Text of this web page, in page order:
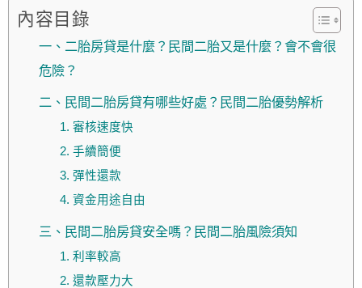
內容目錄
一、二胎房貸是什麼？民間二胎又是什麼？會不會很
危險？
二、民間二胎房貸有哪些好處？民間二胎優勢解析
1. 審核速度快
2. 手續簡便
3. 彈性還款
4. 資金用途自由
三、民間二胎房貸安全嗎？民間二胎風險須知
1. 利率較高
2. 還款壓力大